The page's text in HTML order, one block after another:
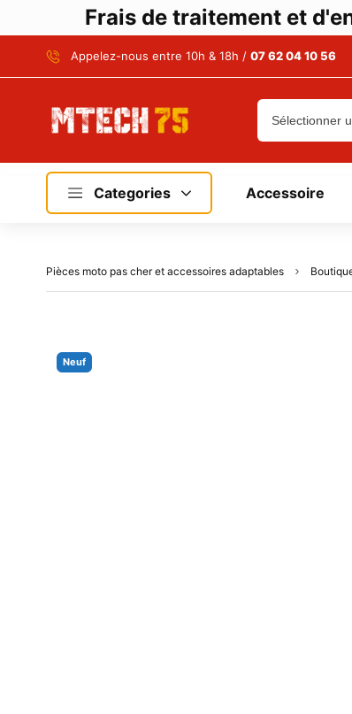
Frais de traitement et
Appelez-nous entre 10h & 18h / 07 62 04 10 56
Categories Accessoire
Pièces moto pas cher et accessoires adaptables
Neuf